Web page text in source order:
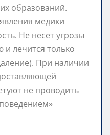
образований.
медики
Не несет угрозы
и лечится только
При наличии
не проводить